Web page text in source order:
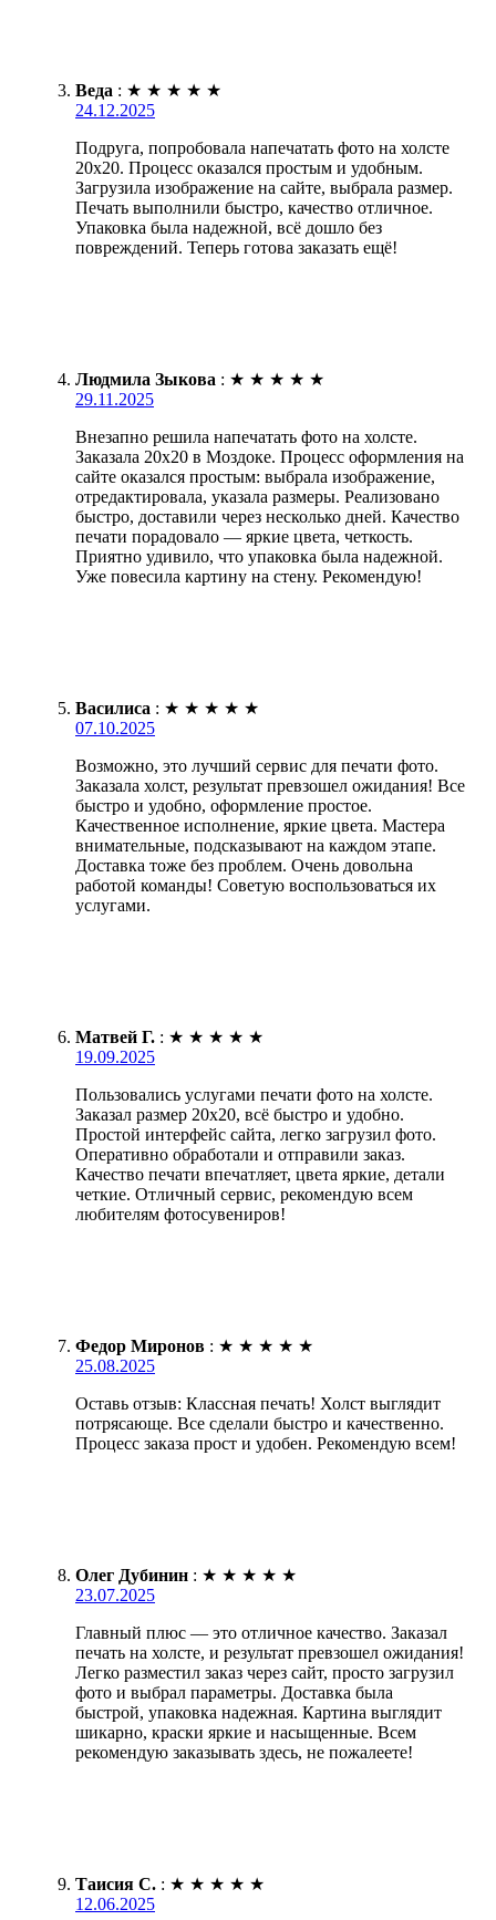
Веда : ★ ★ ★ ★ ★
24.12.2025
Подруга, попробовала напечатать фото на холсте
20х20. Процесс оказался простым и удобным.
Загрузила изображение на сайте, выбрала размер.
Печать выполнили быстро, качество отличное.
Упаковка была надежной, всё дошло без
повреждений. Теперь готова заказать ещё!
Людмила Зыкова : ★ ★ ★ ★ ★
29.11.2025
Внезапно решила напечатать фото на холсте.
Заказала 20х20 в Моздоке. Процесс оформления на
сайте оказался простым: выбрала изображение,
отредактировала, указала размеры. Реализовано
быстро, доставили через несколько дней. Качество
печати порадовало — яркие цвета, четкость.
Приятно удивило, что упаковка была надежной.
Уже повесила картину на стену. Рекомендую!
Василиса : ★ ★ ★ ★ ★
07.10.2025
Возможно, это лучший сервис для печати фото.
Заказала холст, результат превзошел ожидания! Все
быстро и удобно, оформление простое.
Качественное исполнение, яркие цвета. Мастера
внимательные, подсказывают на каждом этапе.
Доставка тоже без проблем. Очень довольна
работой команды! Советую воспользоваться их
услугами.
Матвей Г. : ★ ★ ★ ★ ★
19.09.2025
Пользовались услугами печати фото на холсте.
Заказал размер 20х20, всё быстро и удобно.
Простой интерфейс сайта, легко загрузил фото.
Оперативно обработали и отправили заказ.
Качество печати впечатляет, цвета яркие, детали
четкие. Отличный сервис, рекомендую всем
любителям фотосувениров!
Федор Миронов : ★ ★ ★ ★ ★
25.08.2025
Оставь отзыв: Классная печать! Холст выглядит
потрясающе. Все сделали быстро и качественно.
Процесс заказа прост и удобен. Рекомендую всем!
Олег Дубинин : ★ ★ ★ ★ ★
23.07.2025
Главный плюс — это отличное качество. Заказал
печать на холсте, и результат превзошел ожидания!
Легко разместил заказ через сайт, просто загрузил
фото и выбрал параметры. Доставка была
быстрой, упаковка надежная. Картина выглядит
шикарно, краски яркие и насыщенные. Всем
рекомендую заказывать здесь, не пожалеете!
Таисия С. : ★ ★ ★ ★ ★
12.06.2025